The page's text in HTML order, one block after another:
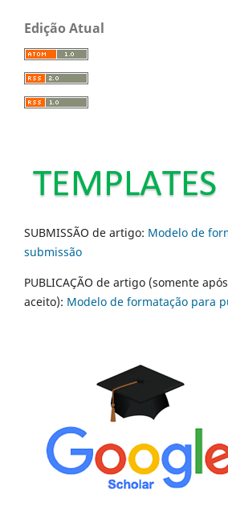
Edição Atual
SUBMISSÃO de artigo: Modelo de
submissão
PUBLICAÇÃO de artigo (somente
aceito): Modelo de formatação para